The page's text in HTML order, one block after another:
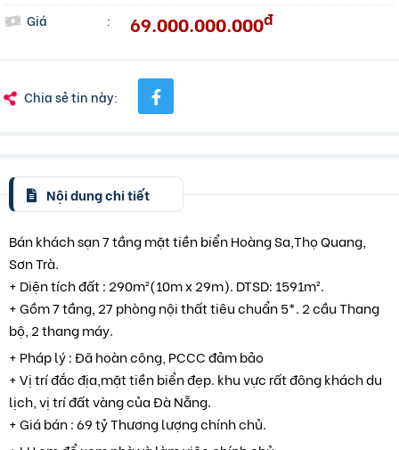
Giá
: 69.000.000.000đ
Chia sẻ tin này:
Nội dung chi tiết
Bán khách sạn 7 tầng mặt tiền biển Hoàng Sa,Thọ Quang,
Sơn Trà.
+ Diện tích đất : 290m²(10m x 29m). DTSD: 1591m².
+ Gồm 7 tầng, 27 phòng nội thất tiêu chuẩn 5*. 2 cầu Thang
bộ, 2 thang máy.
+ Pháp lý : Đã hoàn công, PCCC đảm bảo
+ Vị trí đắc địa,mặt tiền biển đẹp. khu vực rất đông khách du
lịch, vị trí đất vàng của Đà Nẵng.
+ Giá bán : 69 tỷ Thương lượng chính chủ.